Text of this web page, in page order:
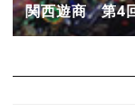
関西遊商 第4